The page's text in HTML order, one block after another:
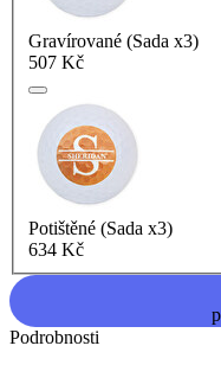
Gravírované (Sada x3)
507 Kč
Potištěné (Sada x3)
634 Kč
Podrobnosti